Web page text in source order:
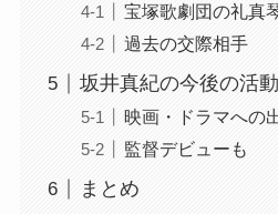
宝塚歌劇団の礼真
過去の交際相手
坂井真紀の今後の活動
映画・ドラマへの
監督デビューも
まとめ